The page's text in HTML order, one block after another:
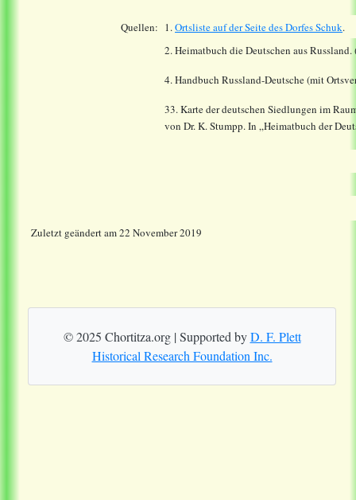
Quellen: 1.Ortsliste auf der Seite des DorfesSchuk.
2. Heimatbuch die Deutschen aus
4. Handbuch Russland-Deutsche (mit
33. Karte der deutschen Siedlungen im
von Dr. K. Stumpp. In „Heimatbuch der
Zuletzt geändert am 22 November 2019
© 2025 Chortitza.org | Supported byD. F. Plett
Historical Research Foundation Inc.